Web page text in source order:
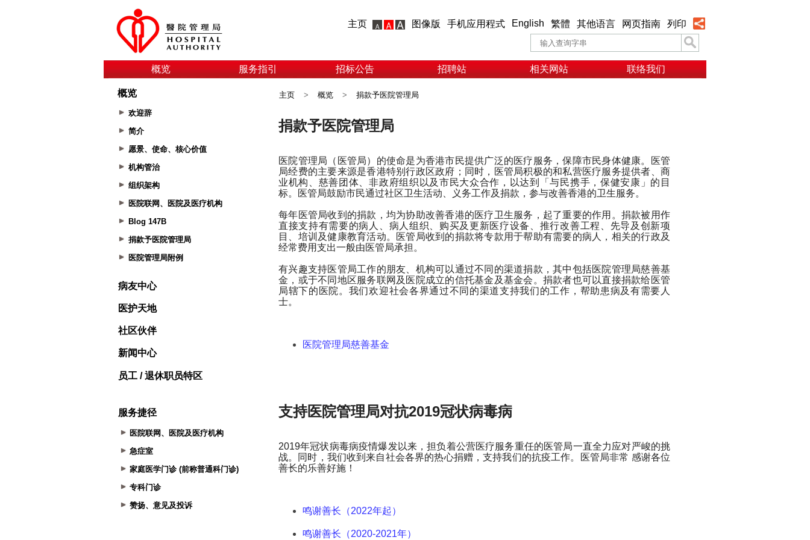
主页 图像版 手机应用程式 English 繁體 其他语言 网页指南 列印
概览 服务指引 招标公告 招聘站 相关网站 联络我们
概览
欢迎辞
简介
愿景、使命、核心价值
机构管治
组织架构
医院联网、医院及医疗机构
Blog 147B
捐款予医院管理局
医院管理局附例
病友中心
医护天地
社区伙伴
新闻中心
员工 / 退休职员特区
服务捷径
医院联网、医院及医疗机构
急症室
家庭医学门诊 (前称普通科门诊)
专科门诊
赞扬、意见及投诉
主页 > 概览 > 捐款予医院管理局